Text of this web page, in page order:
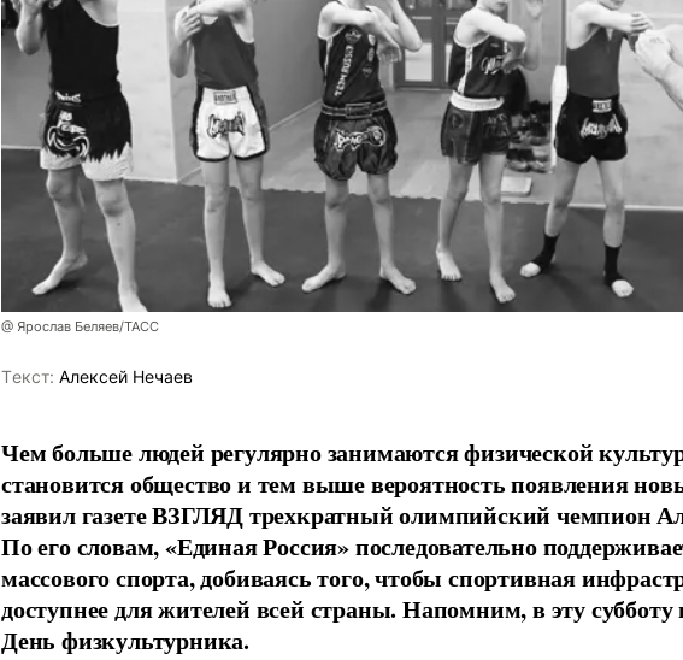
@ Ярослав Беляев/ТАСС
Tекст: Алексей Нечаев
Чем больше людей регулярно занимаются физической
становится общество и тем выше вероятность появления
заявил газете ВЗГЛЯД трехкратный олимпийский чемпион
По его словам, «Единая Россия» последовательно
массового спорта, добиваясь того, чтобы спортивная
доступнее для жителей всей страны. Напомним, в эту субботу
День физкультурника.